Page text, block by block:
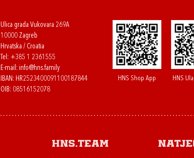
Ulica grada Vukovara 269A
10000 Zagreb
Hrvatska / Croatia
Tel: +385 1 2361555
E-mail: info@hns.family
IBAN: HR2523400091100187844
OIB: 08516152078
HNS Shop App HNS
HNS.team